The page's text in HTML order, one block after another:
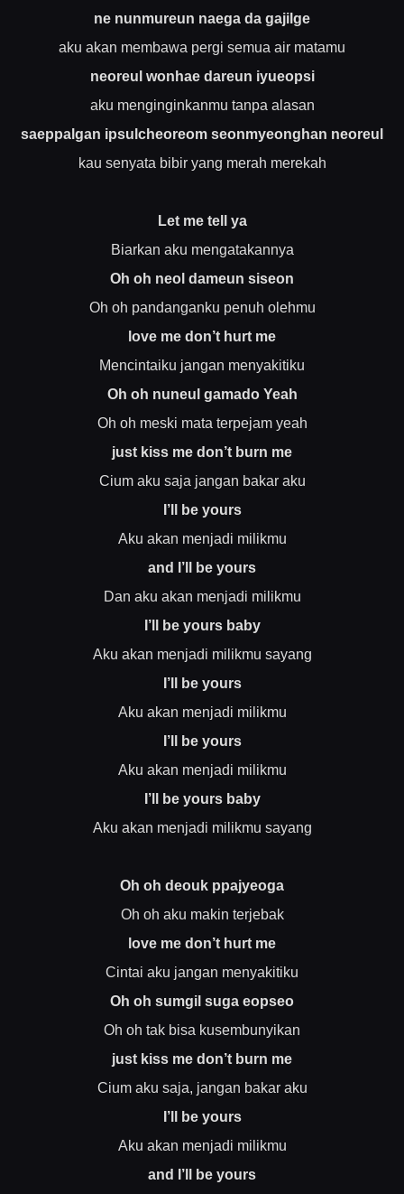
ne nunmureun naega da gajilge
aku akan membawa pergi semua air matamu
neoreul wonhae dareun iyueopsi
aku menginginkanmu tanpa alasan
saeppalgan ipsulcheoreom seonmyeonghan neoreul
kau senyata bibir yang merah merekah
Let me tell ya
Biarkan aku mengatakannya
Oh oh neol dameun siseon
Oh oh pandanganku penuh olehmu
love me don’t hurt me
Mencintaiku jangan menyakitiku
Oh oh nuneul gamado Yeah
Oh oh meski mata terpejam yeah
just kiss me don’t burn me
Cium aku saja jangan bakar aku
I’ll be yours
Aku akan menjadi milikmu
and I’ll be yours
Dan aku akan menjadi milikmu
I’ll be yours baby
Aku akan menjadi milikmu sayang
I’ll be yours
Aku akan menjadi milikmu
I’ll be yours
Aku akan menjadi milikmu
I’ll be yours baby
Aku akan menjadi milikmu sayang
Oh oh deouk ppajyeoga
Oh oh aku makin terjebak
love me don’t hurt me
Cintai aku jangan menyakitiku
Oh oh sumgil suga eopseo
Oh oh tak bisa kusembunyikan
just kiss me don’t burn me
Cium aku saja, jangan bakar aku
I’ll be yours
Aku akan menjadi milikmu
and I’ll be yours